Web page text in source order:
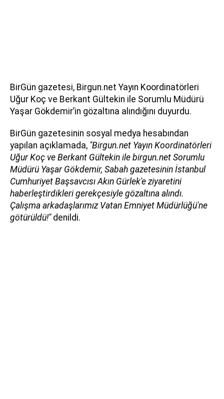
BirGün gazetesi, Birgun.net Yayın Koordinatörleri
Uğur Koç ve Berkant Gültekin ile Sorumlu Müdürü
Yaşar Gökdemir’in gözaltına alındığını duyurdu.
BirGün gazetesinin sosyal medya hesabından
yapılan açıklamada, "Birgun.net Yayın Koordinatörleri
Uğur Koç ve Berkant Gültekin ile birgun.net Sorumlu
Müdürü Yaşar Gökdemir, Sabah gazetesinin İstanbul
Cumhuriyet Başsavcısı Akın Gürlek'e ziyaretini
haberleştirdikleri gerekçesiyle gözaltına alındı.
Çalışma arkadaşlarımız Vatan Emniyet Müdürlüğü'ne
götürüldü!"denildi.